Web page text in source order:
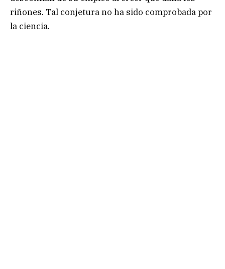
riñones. Tal conjetura no ha sido comprobada por
la ciencia.